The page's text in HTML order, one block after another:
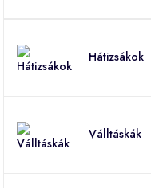
Hátizsákok
Válltáskák